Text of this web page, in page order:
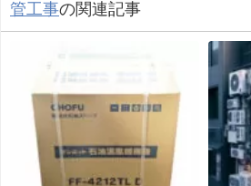
管工事の関連記事